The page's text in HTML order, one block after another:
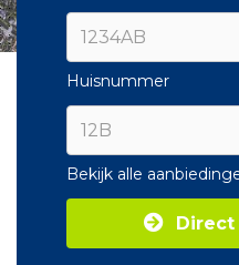
Huisnummer
Bekijk alle
Direct